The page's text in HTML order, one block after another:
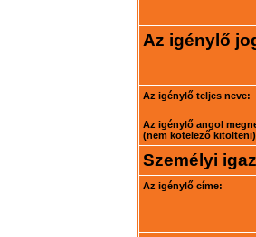
Az igénylő
Az igénylő teljes neve:
Az igénylő angol
(nem kötelező
Személyi
Az igénylő címe: